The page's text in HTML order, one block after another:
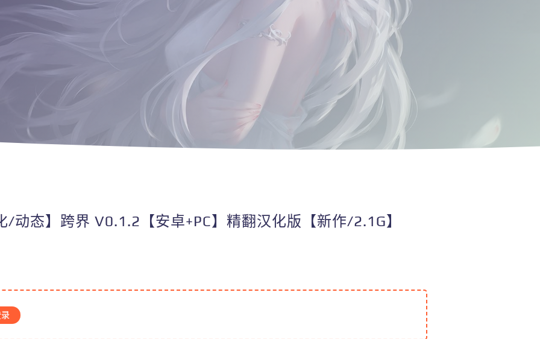
/动态】跨界 V0.1.2【安卓+PC】精翻汉化版【新作/2.1G】